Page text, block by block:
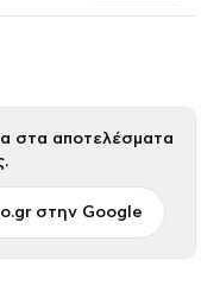
στα αποτελέσματα
στην Google